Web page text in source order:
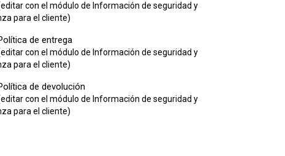
con el módulo de Información de seguridad y
para el cliente)
de entrega
con el módulo de Información de seguridad y
para el cliente)
de devolución
con el módulo de Información de seguridad y
para el cliente)